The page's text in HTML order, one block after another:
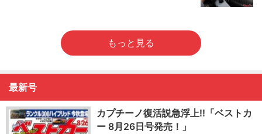
もっと見る
最新号
カプチーノ復活説急浮上!!「ベストカ
ー 8月26日号発売！」